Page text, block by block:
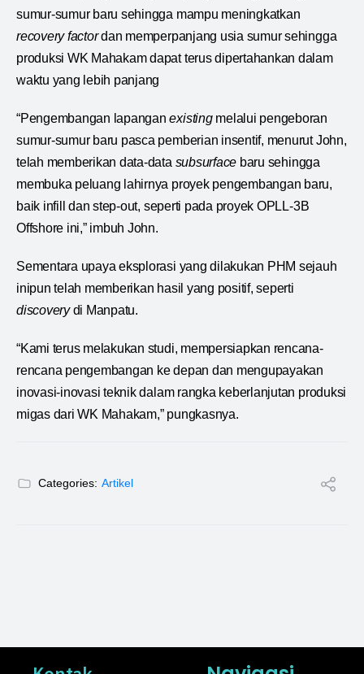
sumur-sumur baru sehingga mampu meningkatkan
recovery factordan memperpanjang usia sumur sehingga
produksi WK Mahakam dapat terus dipertahankan dalam
waktu yang lebih panjang
“Pengembangan lapanganexisting melalui pengeboran
sumur-sumur baru pasca pemberian insentif, menurut John,
telah memberikan data-data subsurface baru sehingga
membuka peluang lahirnya proyek pengembangan baru,
baik infill dan step-out, seperti pada proyek OPLL-3B
Offshore ini,” imbuh John.
Sementara upaya eksplorasi yang dilakukan PHM sejauh
inipun telah memberikan hasil yang positif, seperti
discoverydi Manpatu.
“Kami terus melakukan studi, mempersiapkan rencana-
rencana pengembangan ke depan dan mengupayakan
inovasi-inovasi teknik dalam rangka keberlanjutan produksi
migas dari WK Mahakam,” pungkasnya.
Categories: Artikel